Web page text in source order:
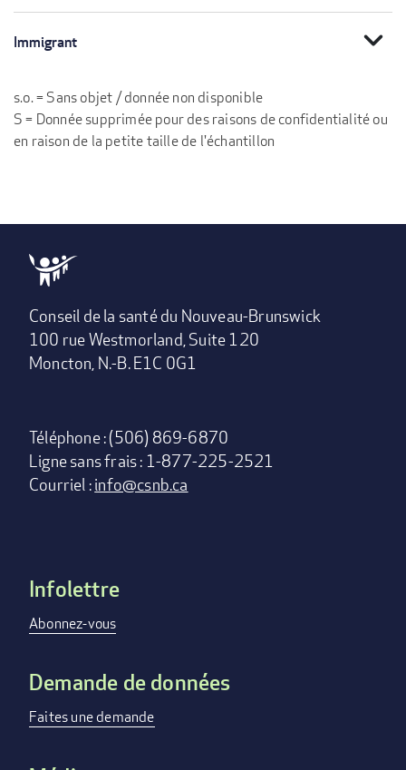
Immigrant expand_more
s.o. = Sans objet / donnée non disponible
S = Donnée supprimée pour des raisons de confidentialité ou
en raison de la petite taille de l'échantillon
Conseil de la santé du Nouveau-Brunswick
100 rue Westmorland, Suite 120
Moncton, N.-B. E1C 0G1
Téléphone : (506) 869-6870
Ligne sans frais : 1-877-225-2521
Courriel :info@csnb.ca
Footer
menu
Infolettre
Abonnez-vous
Demande de données
Faites une demande